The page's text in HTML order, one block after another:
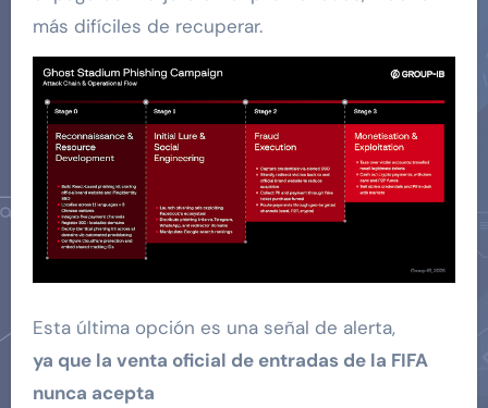
más difíciles de recuperar.
Esta última opción es una señal de alerta,
ya que la venta oficial de entradas de la FIFA
nunca acepta